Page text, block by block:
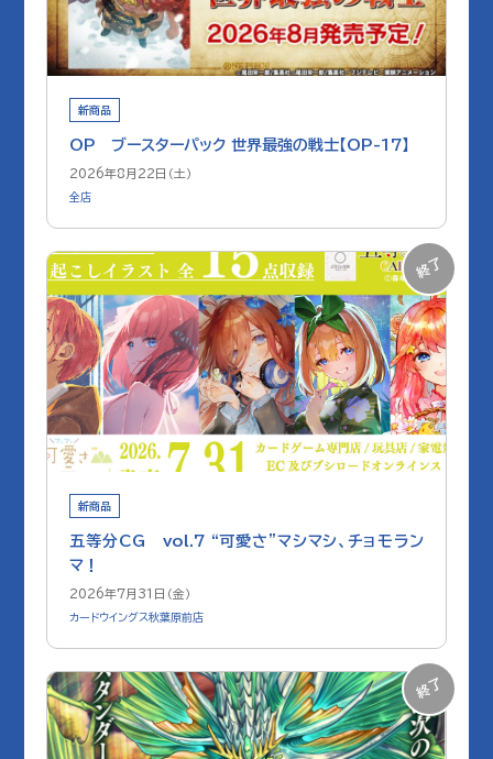
新商品
OP ブースターパック 世界最強の戦士【OP-17】
2026年8月22日（土）
全店
新商品
五等分CG vol.7 “可愛さ”マシマシ、チョモラン
マ！
2026年7月31日（金）
カードウイングス秋葉原前店